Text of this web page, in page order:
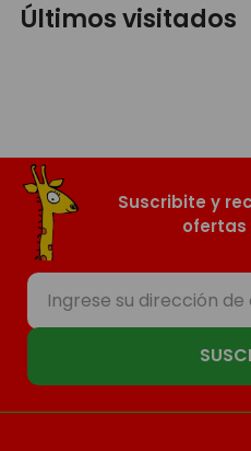
Últimos visitados
Suscribite y
ofertas